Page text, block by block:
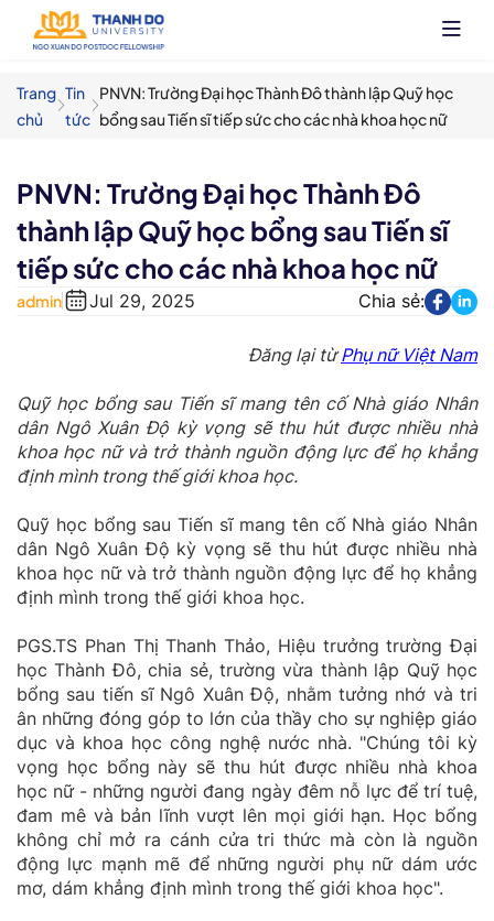
Nhảy
dung
Trang
chủ
Tin
tức
PNVN: Trường Đại học Thành Đô thành lập Quỹ học
bổng sau Tiến sĩ tiếp sức cho các nhà khoa học nữ
PNVN: Trường Đại học Thành Đô
thành lập Quỹ học bổng sau Tiến sĩ
tiếp sức cho các nhà khoa học nữ
admin Jul 29, 2025 Chia sẻ:
Đăng lại từPhụ nữ Việt Nam
Quỹ học bổng sau Tiến sĩ mang tên cố Nhà giáo Nhân
dân Ngô Xuân Độ kỳ vọng sẽ thu hút được nhiều nhà
khoa học nữ và trở thành nguồn động lực để họ khẳng
định mình trong thế giới khoa học.
Quỹ học bổng sau Tiến sĩ mang tên cố Nhà giáo Nhân
dân Ngô Xuân Độ kỳ vọng sẽ thu hút được nhiều nhà
khoa học nữ và trở thành nguồn động lực để họ khẳng
định mình trong thế giới khoa học.
PGS.TS Phan Thị Thanh Thảo, Hiệu trưởng trường Đại
học Thành Đô, chia sẻ, trường vừa thành lập Quỹ học
bổng sau tiến sĩ Ngô Xuân Độ, nhằm tưởng nhớ và tri
ân những đóng góp to lớn của thầy cho sự nghiệp giáo
dục và khoa học công nghệ nước nhà. "Chúng tôi kỳ
vọng học bổng này sẽ thu hút được nhiều nhà khoa
học nữ - những người đang ngày đêm nỗ lực để trí tuệ,
đam mê và bản lĩnh vượt lên mọi giới hạn. Học bổng
không chỉ mở ra cánh cửa tri thức mà còn là nguồn
động lực mạnh mẽ để những người phụ nữ dám ước
mơ, dám khẳng định mình trong thế giới khoa học".